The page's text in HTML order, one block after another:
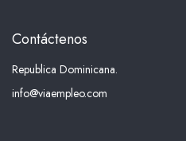
Contáctenos
Republica Dominicana.
info@viaempleo.com